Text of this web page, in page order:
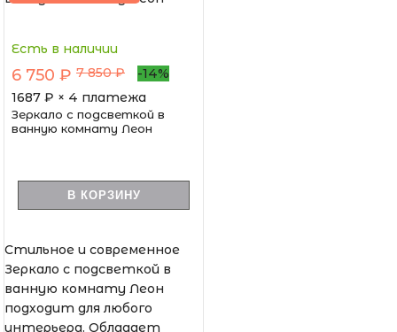
Есть в наличии
6 750 ₽ 7 850 ₽
-14%
1687 ₽ × 4 платежа
Зеркало с подсветкой в
ванную комнату Леон
В КОРЗИНУ
Стильное и современное
Зеркало с подсветкой в
ванную комнату Леон
подходит для любого
интерьера. Обладает